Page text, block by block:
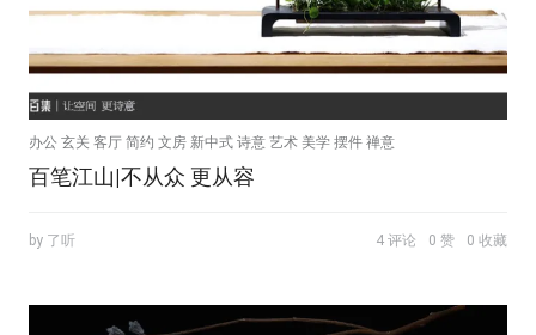
办公 玄关 客厅 简约 文房 新中式 诗意 艺术 美学 摆件 禅意
百笔江山|不从众 更从容
by 了听 4 评论 0 赞 0 收藏